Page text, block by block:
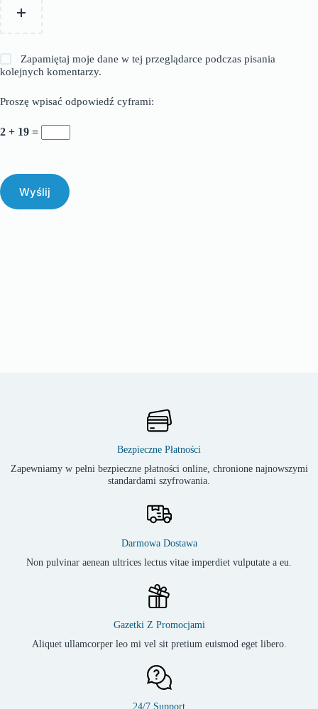
Zapamiętaj moje dane w tej przeglądarce podczas pisania
kolejnych komentarzy.
Proszę wpisać odpowiedź cyframi:
2 + 19 =
Wyślij
Bezpieczne Płatności
Zapewniamy w pełni bezpieczne płatności online, chronione najnowszymi
standardami szyfrowania.
Darmowa Dostawa
Non pulvinar aenean ultrices lectus vitae imperdiet vulputate a eu.
Gazetki Z Promocjami
Aliquet ullamcorper leo mi vel sit pretium euismod eget libero.
24/7 Support